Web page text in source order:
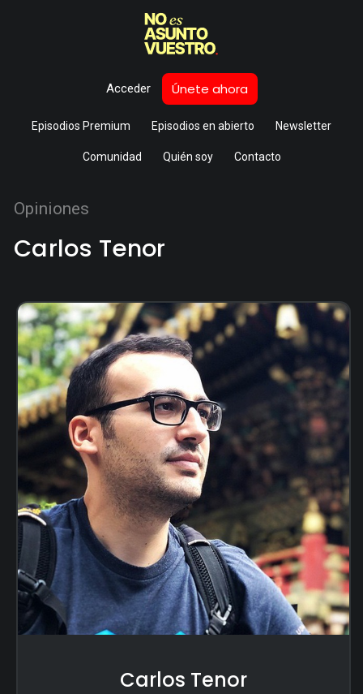
Acceder Únete ahora
Episodios Premium Episodios en abierto Newsletter
Comunidad Quién soy Contacto
Opiniones
Carlos Tenor
Carlos Tenor